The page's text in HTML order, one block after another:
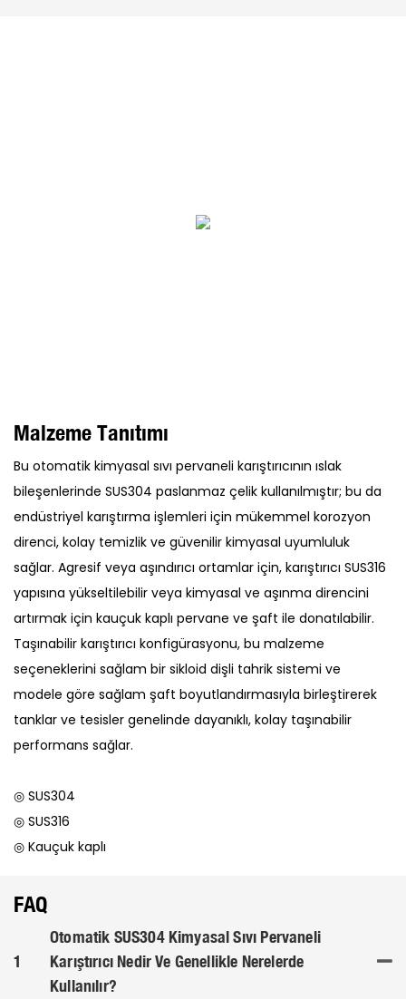
Malzeme Tanıtımı
Bu otomatik kimyasal sıvı pervaneli karıştırıcının ıslak
bileşenlerinde SUS304 paslanmaz çelik kullanılmıştır; bu da
endüstriyel karıştırma işlemleri için mükemmel korozyon
direnci, kolay temizlik ve güvenilir kimyasal uyumluluk
sağlar. Agresif veya aşındırıcı ortamlar için, karıştırıcı SUS316
yapısına yükseltilebilir veya kimyasal ve aşınma direncini
artırmak için kauçuk kaplı pervane ve şaft ile donatılabilir.
Taşınabilir karıştırıcı konfigürasyonu, bu malzeme
seçeneklerini sağlam bir sikloid dişli tahrik sistemi ve
modele göre sağlam şaft boyutlandırmasıyla birleştirerek
tanklar ve tesisler genelinde dayanıklı, kolay taşınabilir
performans sağlar.
◎ SUS304
◎ SUS316
◎ Kauçuk kaplı
FAQ
1
Otomatik SUS304 Kimyasal Sıvı Pervaneli
Karıştırıcı Nedir Ve Genellikle Nerelerde
Kullanılır?